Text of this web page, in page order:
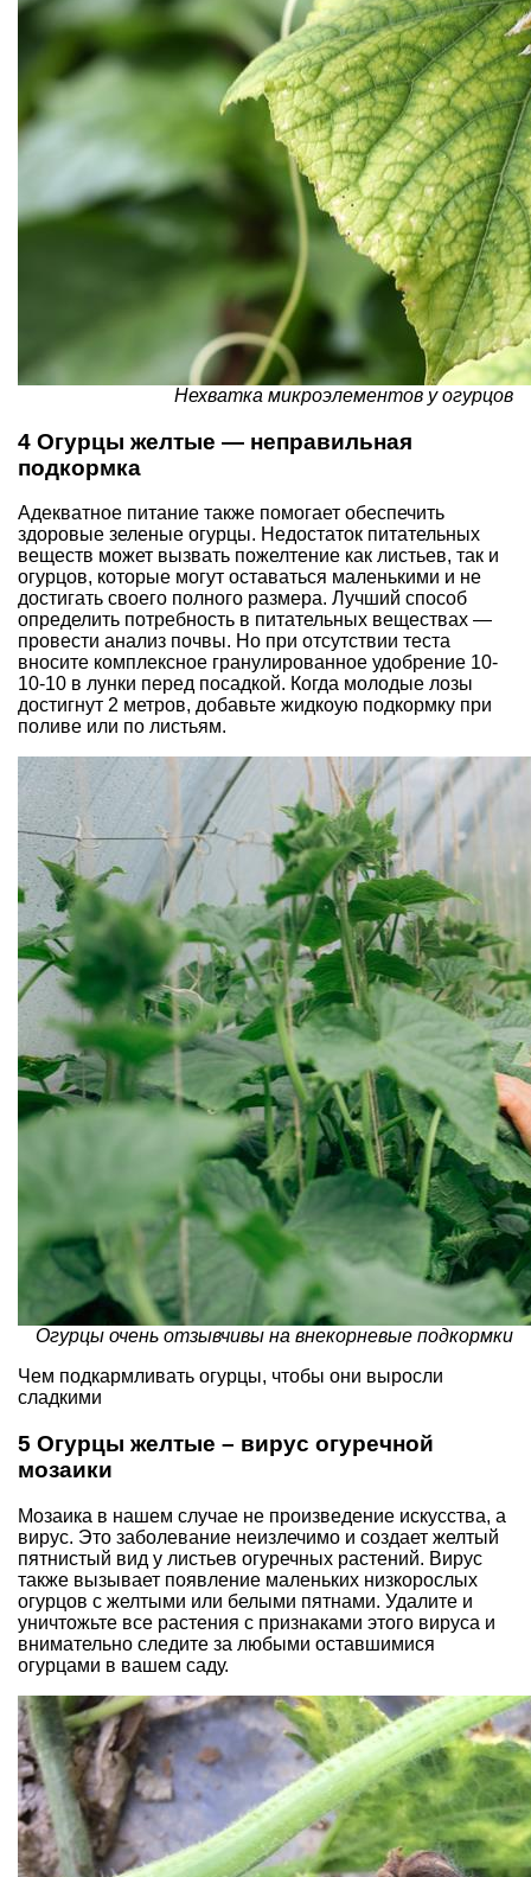
Нехватка микроэлементов у огурцов
4 Огурцы желтые — неправильная
подкормка
Адекватное питание также помогает обеспечить
здоровые зеленые огурцы. Недостаток питательных
веществ может вызвать пожелтение как листьев, так и
огурцов, которые могут оставаться маленькими и не
достигать своего полного размера. Лучший способ
определить потребность в питательных веществах —
провести анализ почвы. Но при отсутствии теста
вносите комплексное гранулированное удобрение 10-
10-10 в лунки перед посадкой. Когда молодые лозы
достигнут 2 метров, добавьте жидкоую подкормку при
поливе или по листьям.
Огурцы очень отзывчивы на внекорневые подкормки
Чем подкармливать огурцы, чтобы они выросли
сладкими
5 Огурцы желтые – вирус огуречной
мозаики
Мозаика в нашем случае не произведение искусства, а
вирус. Это заболевание неизлечимо и создает желтый
пятнистый вид у листьев огуречных растений. Вирус
также вызывает появление маленьких низкорослых
огурцов с желтыми или белыми пятнами. Удалите и
уничтожьте все растения с признаками этого вируса и
внимательно следите за любыми оставшимися
огурцами в вашем саду.